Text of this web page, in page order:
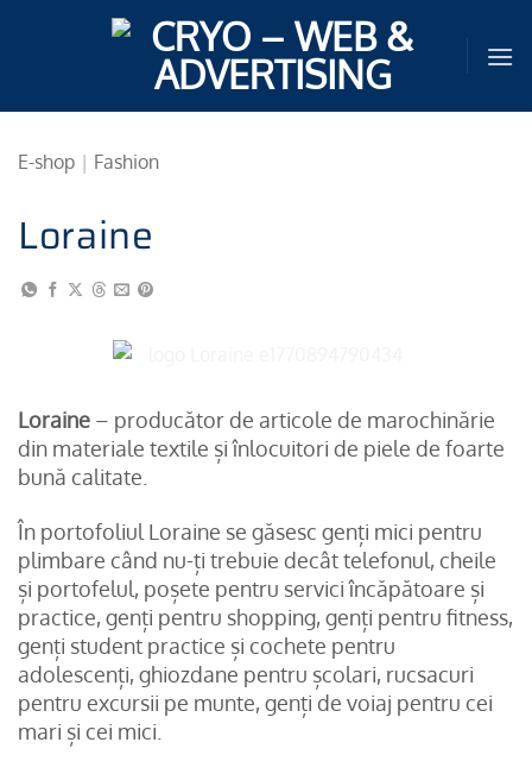
E-shop | Fashion
Loraine
Loraine – producător de articole de marochinărie
din materiale textile și înlocuitori de piele de foarte
bună calitate.
În portofoliul Loraine se găsesc genți mici pentru
plimbare când nu-ți trebuie decât telefonul, cheile
și portofelul, poșete pentru servici încăpătoare și
practice, genți pentru shopping, genți pentru fitness,
genți student practice și cochete pentru
adolescenți, ghiozdane pentru școlari, rucsacuri
pentru excursii pe munte, genți de voiaj pentru cei
mari și cei mici.